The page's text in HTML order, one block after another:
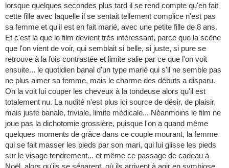
lorsque quelques secondes plus tard il se rend compte qu'en fait
cette fille avec laquelle il se sentait tellement complice n'est pas
sa femme et qu'il est en fait marié, avec une petite fille de 8 ans.
Et c'est là que le film devient très intéressant, parce que la scène
que l'on vient de voir, qui semblait si belle, si juste, si pure se
retrouve à la fois contrastée et limite salie par ce que l'on voit
ensuite... le quotidien banal d'un type marié qui s'il ne semble pas
ne plus aimer sa femme, mais le charme des débuts a disparu.
On la voit lui couper les cheveux à la tondeuse alors qu'il est
totalement nu. La nudité n'est plus ici source de désir, de plaisir,
mais juste banale, triviale, limite médicale... Néanmoins le film ne
joue pas la dichotomie grossière, puisque l'on a quand même
quelques moments de grâce dans ce couple mourant, la femme
qui se fait masser les pieds par son mari, qui lui glisse les pieds
sur le visage tendrement... et même ce passage de cadeau à